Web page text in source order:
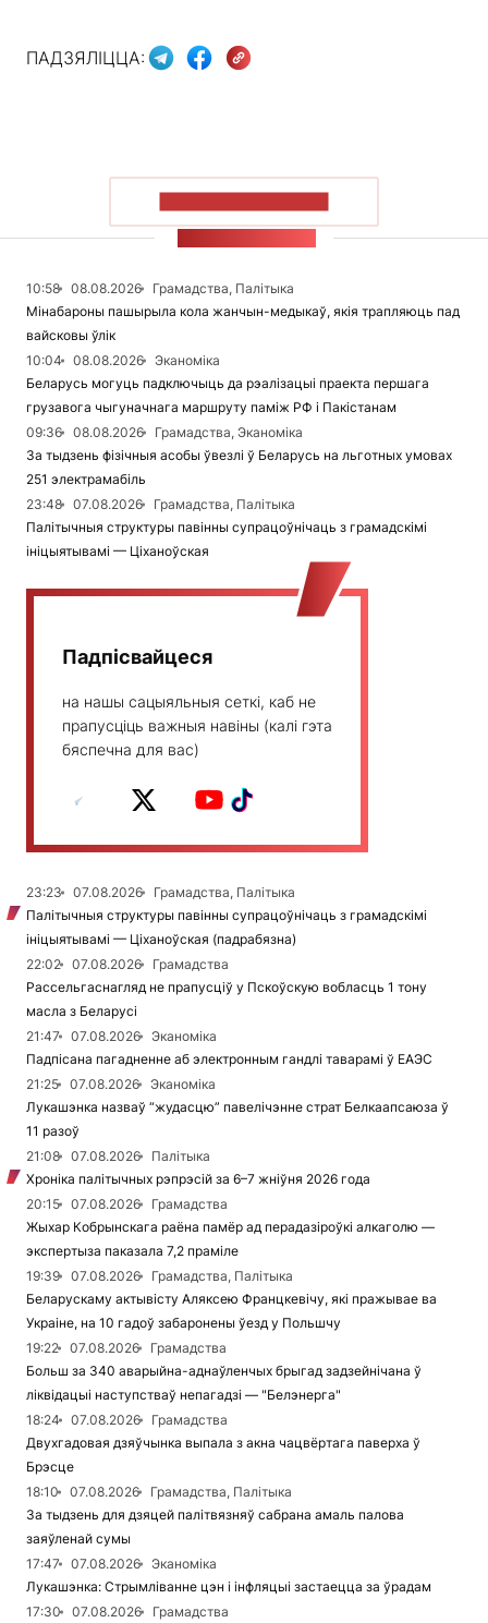
ПАДЗЯЛІЦЦА:
10:58 08.08.2026
Грамадства, Палітыка
Мінабароны пашырыла кола жанчын-медыкаў, якія трапляюць пад
вайсковы ўлік
10:04
08.08.2026
Эканоміка
Беларусь могуць падключыць да рэалізацыі праекта першага
грузавога чыгуначнага маршруту паміж РФ і Пакістанам
09:36
08.08.2026
Грамадства, Эканоміка
За тыдзень фізічныя асобы ўвезлі ў Беларусь на льготных умовах
251 электрамабіль
23:48
07.08.2026
Грамадства, Палітыка
Палітычныя структуры павінны супрацоўнічаць з грамадскімі
ініцыятывамі — Ціханоўская
Падпісвайцеся
на нашы сацыяльныя сеткі, каб не
прапусціць важныя навіны (калі гэта
бяспечна для вас)
23:23 07.08.2026
Грамадства, Палітыка
Палітычныя структуры павінны супрацоўнічаць з грамадскімі
ініцыятывамі — Ціханоўская (падрабязна)
22:02
07.08.2026
Грамадства
Рассельгаснагляд не прапусціў у Пскоўскую вобласць 1 тону
масла з Беларусі
21:47
07.08.2026
Эканоміка
Падпісана пагадненне аб электронным гандлі таварамі ў ЕАЭС
21:25
07.08.2026
Эканоміка
Лукашэнка назваў “жудасцю” павелічэнне страт Белкаапсаюза ў
11 разоў
21:08
07.08.2026
Палітыка
Хроніка палітычных рэпрэсій за 6–7 жніўня 2026 года
20:15
07.08.2026
Грамадства
Жыхар Кобрынскага раёна памёр ад перадазіроўкі алкаголю —
экспертыза паказала 7,2 праміле
19:39
07.08.2026
Грамадства, Палітыка
Беларускаму актывісту Аляксею Францкевічу, які пражывае ва
Украіне, на 10 гадоў забаронены ўезд у Польшчу
19:22
07.08.2026
Грамадства
Больш за 340 аварыйна-аднаўленчых брыгад задзейнічана ў
ліквідацыі наступстваў непагадзі — "Белэнерга"
18:24
07.08.2026
Грамадства
Двухгадовая дзяўчынка выпала з акна чацвёртага паверха ў
Брэсце
18:10
07.08.2026
Грамадства, Палітыка
За тыдзень для дзяцей палітвязняў сабрана амаль палова
заяўленай сумы
17:47
07.08.2026
Эканоміка
Лукашэнка: Стрымліванне цэн і інфляцыі застаецца за ўрадам
17:30
07.08.2026
Грамадства